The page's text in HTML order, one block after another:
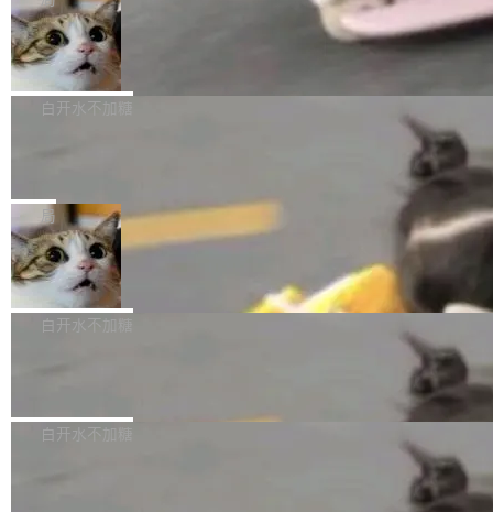
l 迁移或唤醒时，新宿主从 S3 恢复 SQLite 数据
库继续执行。存储库是持久化的唯一真相...
te 17 Pro、OPPO K15，要么是vivo X300 E这
样的次旗舰。 Galaxy Z Fold8 Ultra / Z Fold8 /
Z Flip8三款折叠屏新机均在7月22日发布，且全
部搭载骁龙8 Elite Gen5 for Galaxy，它们本该
本控制系统。目前处于 Early Access 阶段。 De
ltaDB 的核心思路直接写在 landing page 最显
眼的位置：「Software is made between com
mits」——软件是在 commit 之间写出来的。git
是把这段空隙补上。 回退到任何一次编辑：Delt
aDB 捕获 commit 之间的每一次操作，...
SpaceXAI 单季资本开支达 183 亿美元
根据风险投资人Tomer Tunguz 博客（VC 分
析）披露的最新分析与第二季度业绩报告，Spac
微软同期总资本开支的四成。 与亚马逊、Alpha
bet、微软以及 Meta 等传统科技巨头相比，Spa
ceXAI的资金消耗速度尤为引人瞩目。然而，支
撑庞大支出的资金来源却呈现出截然不同的面
貌。数据显示，微软和 Meta 主要依托充沛的经
白开水不加糖
一个在终端里运行的编程 agent；Muse Spark
1.2，驱动这个 agent 的新模型。一句话概括：
你可以用 curl -fsSL https://dev.meta.ai/install.
sh | bash 安装一个能在大项目里自动规划、写
代码、验证结果的 AI 终端工具。 据介绍，Muse
个主 agent 循环，外加一组后台 agent。这些后
局
美团开源 LoHoSearch，用知识图谱校
准 AI 能力认知
机器出题的前提，是让机器拥有全局视野。整个
构建流程可以分为四个环节：建图 → 控制难度
白开水不加糖
库，并将作为transport接入Mooncake TENT。
白开水不加糖